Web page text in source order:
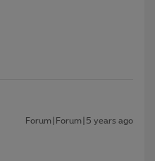
Forum|Forum|5 years ago